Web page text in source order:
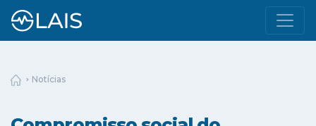
Notícias